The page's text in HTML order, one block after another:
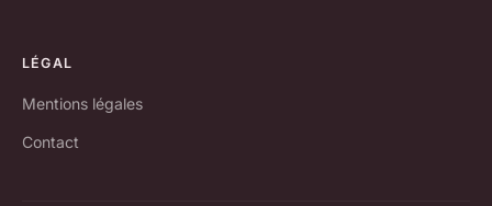
LÉGAL
Mentions légales
Contact